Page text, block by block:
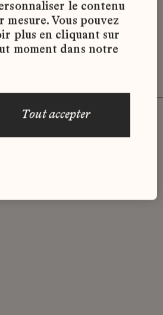
le moment.
profil ?
le contenu
Vous pouvez
plus en cliquant sur
moment dans notre
tout accepter